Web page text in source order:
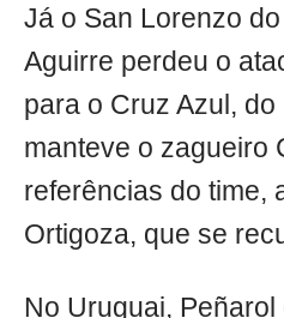
Já o San Lorenzo
Aguirre perdeu o
para o Cruz Azul,
manteve o zagueiro
referências do time,
Ortigoza, que se
No Uruguai,